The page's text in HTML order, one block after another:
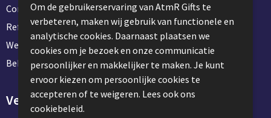
Contact en klantenservice
Referentie projecten
Werken & stage bij AtmR Gifts
Bekijk kantoorbenodigdheden
Veilig winkelen
Om de gebruikerservaring van AtmR Gifts te
verbeteren, maken wij gebruik van functionele en
analytische cookies. Daarnaast plaatsen we
cookies om je bezoek en onze communicatie
persoonlijker en makkelijker te maken. Je kunt
ervoor kiezen om persoonlijke cookies te
accepteren of te weigeren. Lees ook ons
cookiebeleid.